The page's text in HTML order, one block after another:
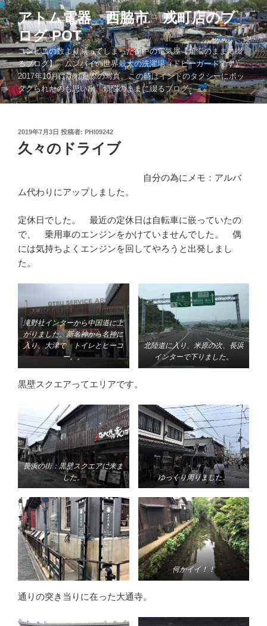
コ
ン
テ
ン
ツ
へ
ス
キ
アトム電器 西脇市 戎町店のブ
ログ POT
コンビニの数より減ってしまった街中の電気屋【煩悩のままに綴
るブログ】 ムンバイの世界最大の洗濯場（ドビーガードです）
2017年10月に訪れた際の写真。この時はインドのタクシーにボッ
タクられたのも思い出。煩悩のままに綴るブログ。。。
投
稿
日:
2019年7月3日 投稿者: PHI09242
久々のドライブ
自分の為にメモ：アルバ
ム代わりにアップしました。
定休日でした。 最近の定休日は自転車に嵌っていたの
で、 乗用車のエンジンをかけていませんでした。 偶
には気持ちよくエンジンを回してやろうと出発しまし
た。
滝野社インターから中国道に上
がりました。新名神から名神に
入り、大津で トイレとヒーコ
ー。。
北陸道に入り、米原の次、長浜
インターで下りました。
黒壁スクエアってエリアです。
長浜の街：黒壁スクエアに来ま
した。
ゆっくり周りました。
何かイイ！！
通りの突き当りに在った大通寺。